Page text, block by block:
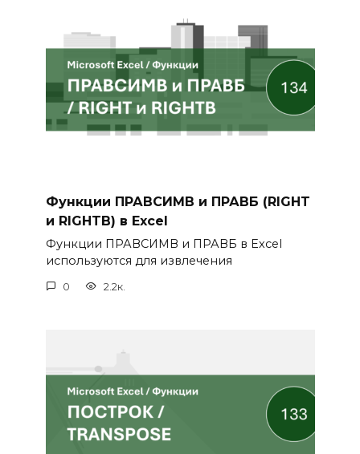
Функции ПРАВСИМВ и ПРАВБ (RIGHT
и RIGHTB) в Excel
Функции ПРАВСИМВ и ПРАВБ в Excel
используются для извлечения
0 2.2к.